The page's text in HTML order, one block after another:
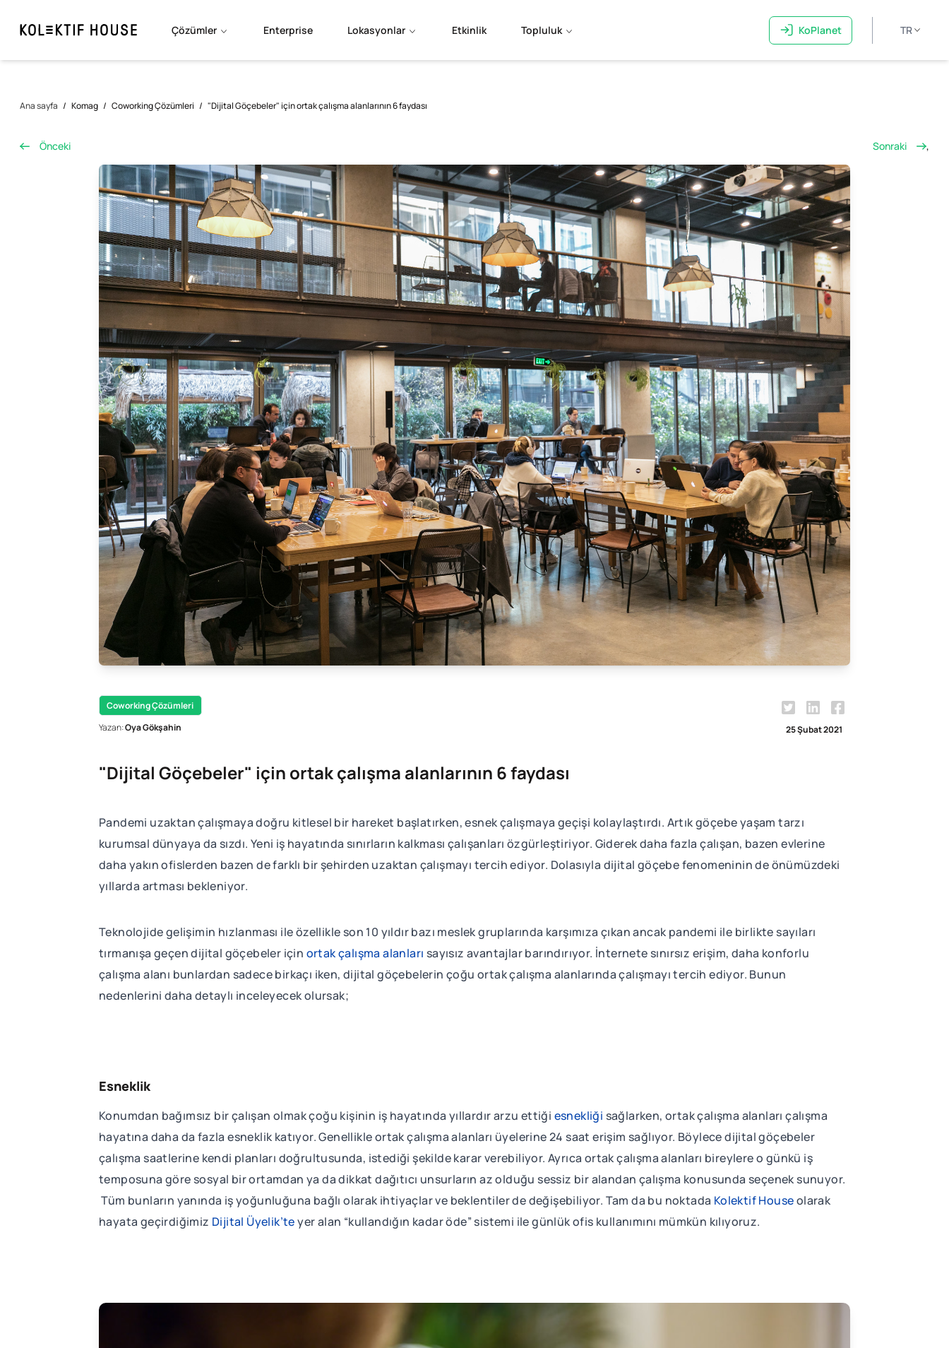
Çözümler Enterprise Lokasyonlar Etkinlik Topluluk KoPlanet TR
Ana sayfa / Komag / Coworking Çözümleri / "Dijital Göçebeler" için ortak çalışma alanlarının 6 faydası
Önceki Sonraki ,
Coworking Çözümleri
Yazan:Oya Gökşahin 25 Şubat 2021
"Dijital Göçebeler" için ortak çalışma alanlarının 6 faydası
Pandemi uzaktan çalışmaya doğru kitlesel bir hareket başlatırken, esnek çalışmaya geçişi kolaylaştırdı. Artık göçebe yaşam tarzı
kurumsal dünyaya da sızdı. Yeni iş hayatında sınırların kalkması çalışanları özgürleştiriyor. Giderek daha fazla çalışan, bazen evlerine
daha yakın ofislerden bazen de farklı bir şehirden uzaktan çalışmayı tercih ediyor. Dolasıyla dijital göçebe fenomeninin de önümüzdeki
yıllarda artması bekleniyor.
Teknolojide gelişimin hızlanması ile özellikle son 10 yıldır bazı meslek gruplarında karşımıza çıkan ancak pandemi ile birlikte sayıları
tırmanışa geçen dijital göçebeler için ortak çalışma alanları sayısız avantajlar barındırıyor. İnternete sınırsız erişim, daha konforlu
çalışma alanı bunlardan sadece birkaçı iken, dijital göçebelerin çoğu ortak çalışma alanlarında çalışmayı tercih ediyor. Bunun
nedenlerini daha detaylı inceleyecek olursak;
Esneklik
Konumdan bağımsız bir çalışan olmak çoğu kişinin iş hayatında yıllardır arzu ettiği esnekliği sağlarken, ortak çalışma alanları çalışma
hayatına daha da fazla esneklik katıyor. Genellikle ortak çalışma alanları üyelerine 24 saat erişim sağlıyor. Böylece dijital göçebeler
çalışma saatlerine kendi planları doğrultusunda, istediği şekilde karar verebiliyor. Ayrıca ortak çalışma alanları bireylere o günkü iş
temposuna göre sosyal bir ortamdan ya da dikkat dağıtıcı unsurların az olduğu sessiz bir alandan çalışma konusunda seçenek sunuyor.
Tüm bunların yanında iş yoğunluğuna bağlı olarak ihtiyaçlar ve beklentiler de değişebiliyor. Tam da bu noktada Kolektif Houseolarak
hayata geçirdiğimiz Dijital Üyelik’teyer alan “kullandığın kadar öde” sistemi ile günlük ofis kullanımını mümkün kılıyoruz.